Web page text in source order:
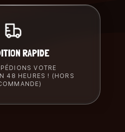
RAPIDE
VOTRE
48 HEURES ! (HORS